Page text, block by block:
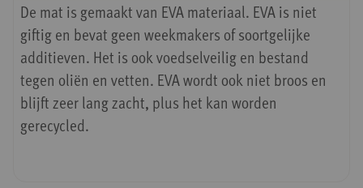
De mat is gemaakt van EVA materiaal. EVA is niet
giftig en bevat geen weekmakers of soortgelijke
additieven. Het is ook voedselveilig en bestand
tegen oliën en vetten. EVA wordt ook niet broos en
blijft zeer lang zacht, plus het kan worden
gerecycled.